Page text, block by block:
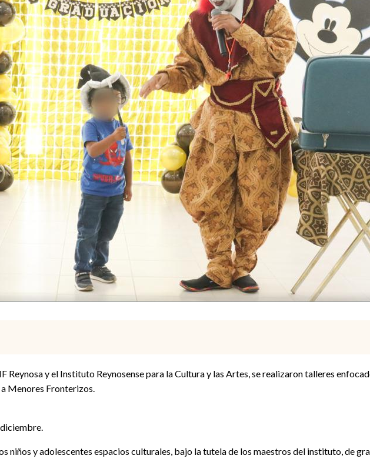
Reynosa y el Instituto Reynosense para la Cultura y las Artes, se realizaron talleres
Menores Fronterizos.
niños y adolescentes espacios culturales, bajo la tutela de los maestros del instituto, de